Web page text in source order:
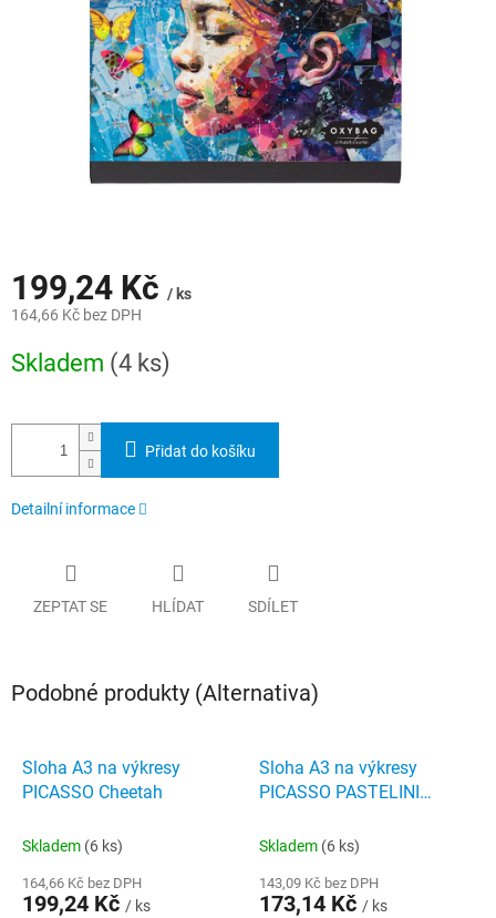
199,24 Kč / ks
164,66 Kč bez DPH
cena:
Skladem (4 ks)
Přidat do košíku
Detailní informace
ZEPTAT SE HLÍDAT SDÍLET
Podobné produkty (Alternativa)
Sloha A3 na výkresy
PICASSO Cheetah
Skladem (6 ks)
164,66 Kč bez DPH
199,24 Kč / ks
Sloha A3 na výkresy
PICASSO PASTELINI
Skladem (6 ks)
143,09 Kč bez DPH
173,14 Kč / ks